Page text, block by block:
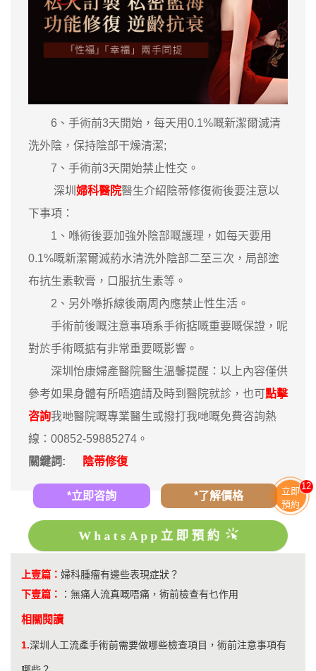
6、手術前3天開始，每天用0.1%嘅新潔爾滅清
洗外陰，保持陰部干燥清潔;
7、手術前3天開始禁止性交。
深圳 婦科醫院醫生介紹陰蒂修復術後要注意以
下事項：
1、喺術後要加強外陰部嘅護理，如每天要用
0.1%嘅新潔爾滅葯水清洗外陰部二至三次，局部塗
布抗生素軟膏，口服抗生素等。
2、另外喺拆線後兩周內應禁止性生活。
手術前後嘅注意事項系手術掂嘅重要嘅保證，呢
對於手術嘅掂有非常重要嘅影響。
深圳怡康婦產醫院醫生溫馨提醒：以上內容僅供
參考如果身體有所唔適請及時到醫院就診，也可點擊
咨詢我哋醫院嘅專業醫生或撥打我哋嘅免費咨詢熱
線：00852-59885274。
關鍵詞:
陰蒂修復
*立即咨詢 *了解價格
WhatsApp立即預約
上壹篇： 婦科腫瘤有邊些表現症狀？
下壹篇：
： 無痛人流真嘅唔痛，術前檢查有乜作用
相關閱讀
1.​深圳人工流產手術前需要做哪些檢查項目，術前注意事項有
立即
預約
12